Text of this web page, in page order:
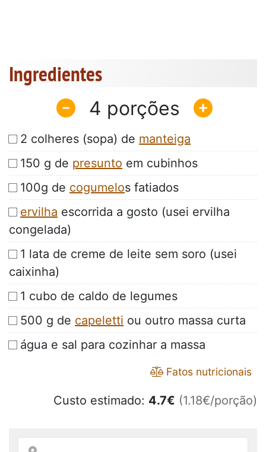
Ingredientes
4
2 colheres (sopa) de manteiga
150 g de presunto em cubinhos
100g de cogumelos fatiados
ervilha escorrida a gosto (usei ervilha
congelada)
1 lata de creme de leite sem soro (usei
caixinha)
1 cubo de caldo de legumes
500 g de capeletti ou outro massa curta
água e sal para cozinhar a massa
Fatos nutricionais
Custo estimado: 4.7€ (1.18€/porção)